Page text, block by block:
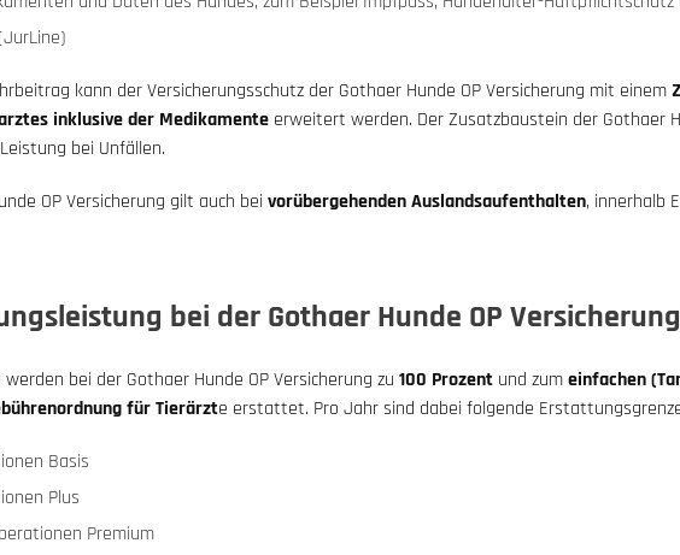
kann der Versicherungsschutz der Gothaer Hunde OP Versicherung mit einem
inklusive der Medikamente erweitert werden. Der Zusatzbaustein der Gothaer
bei Unfällen.
OP Versicherung gilt auch bei vorübergehenden Auslandsaufenthalten, innerhalb
bei der Gothaer Hunde OP
bei der Gothaer Hunde OP Versicherung zu 100 Prozent und zumeinfachen
für Tierärzte erstattet. Pro Jahr sind dabei folgende
Basis
Plus
Premium